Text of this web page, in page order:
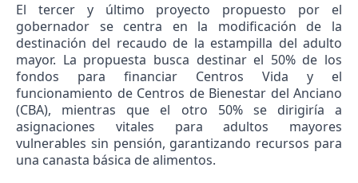
El tercer y último proyecto propuesto por el
gobernador se centra en la modificación de la
destinación del recaudo de la estampilla del adulto
mayor. La propuesta busca destinar el 50% de los
fondos para financiar Centros Vida y el
funcionamiento de Centros de Bienestar del Anciano
(CBA), mientras que el otro 50% se dirigiría a
asignaciones vitales para adultos mayores
vulnerables sin pensión, garantizando recursos para
una canasta básica de alimentos.